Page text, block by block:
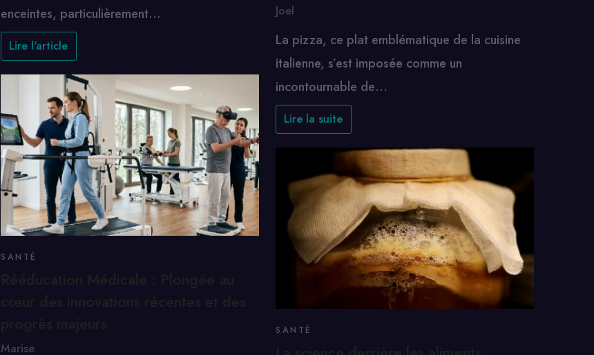
enceintes, particulièrement…
Lire l'article
SANTÉ
Marise
Joel
La pizza, ce plat emblématique de la cuisine
italienne, s’est imposée comme un
incontournable de…
Lire la suite
SANTÉ